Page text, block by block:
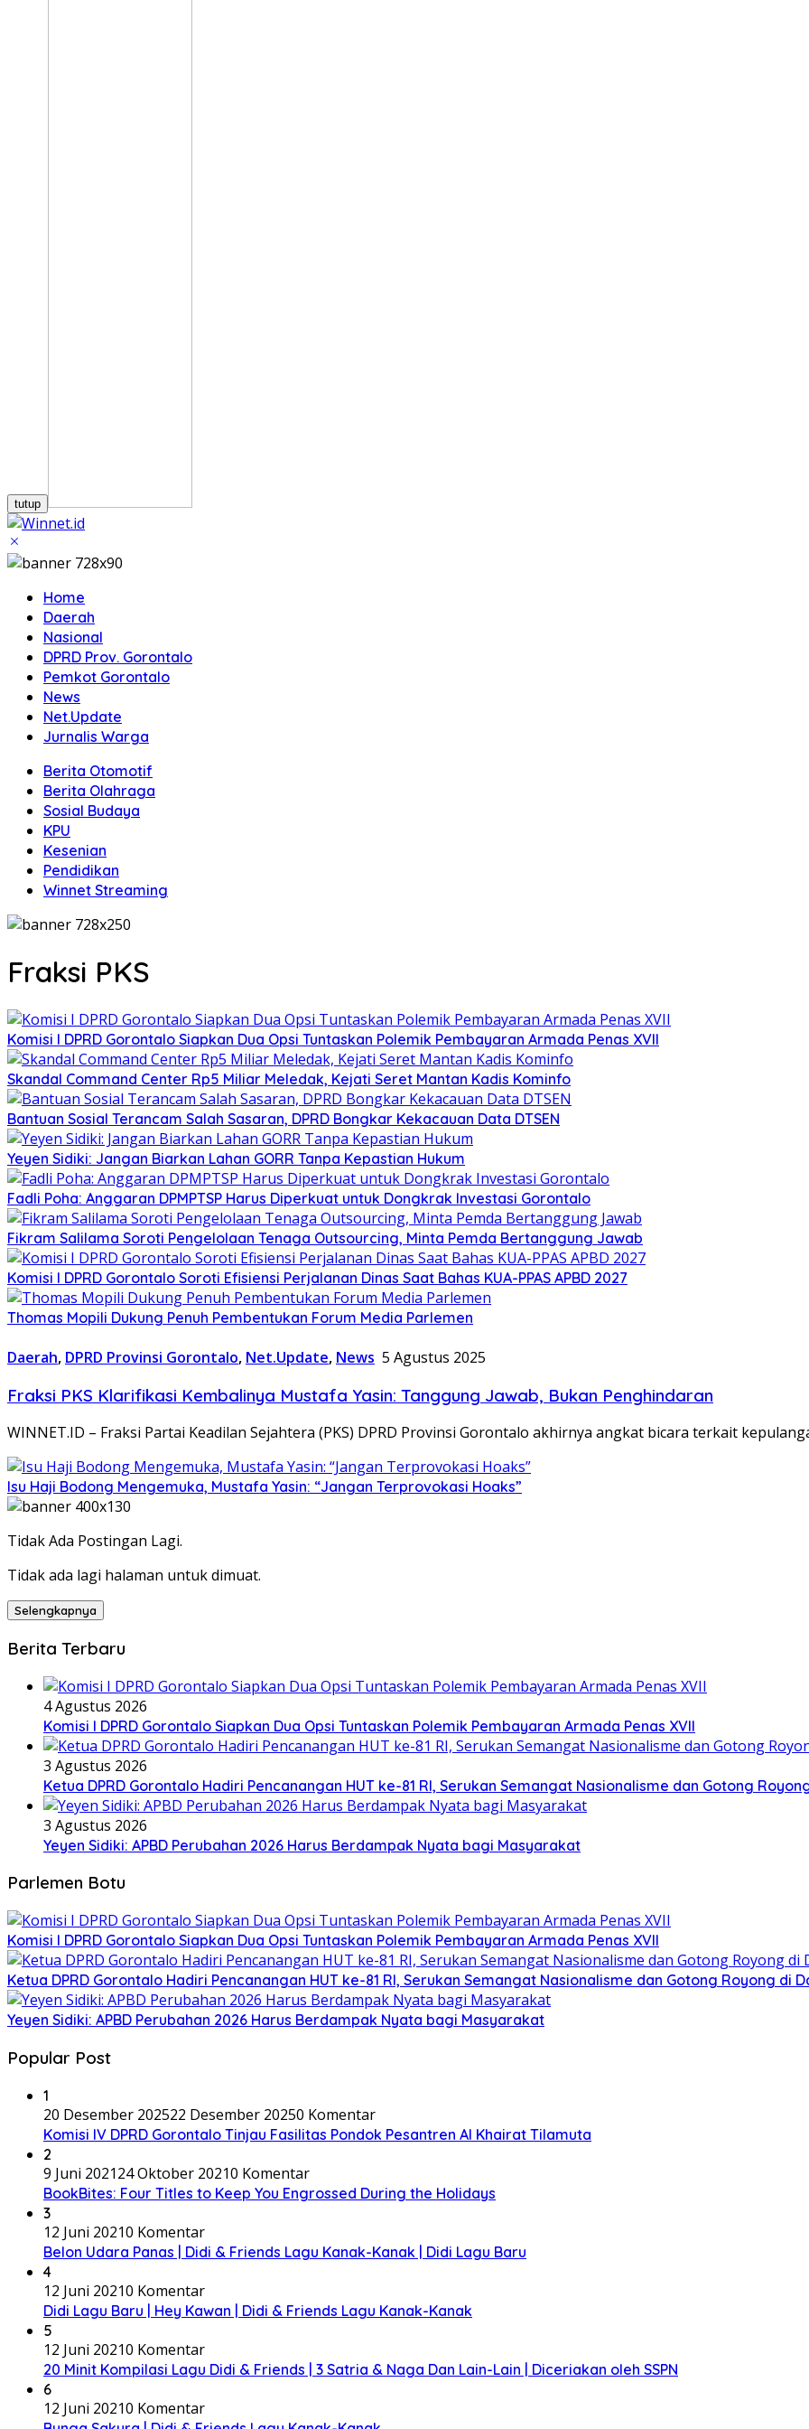
tutup
Home
Daerah
Nasional
DPRD Prov. Gorontalo
Pemkot Gorontalo
News
Net.Update
Jurnalis Warga
Berita Otomotif
Berita Olahraga
Sosial Budaya
KPU
Kesenian
Pendidikan
Winnet Streaming
Fraksi PKS
Komisi I DPRD Gorontalo Siapkan Dua Opsi Tuntaskan Polemik Pembayaran Armada Penas XVII
Skandal Command Center Rp5 Miliar Meledak, Kejati Seret Mantan Kadis Kominfo
Bantuan Sosial Terancam Salah Sasaran, DPRD Bongkar Kekacauan Data DTSEN
Yeyen Sidiki: Jangan Biarkan Lahan GORR Tanpa Kepastian Hukum
Fadli Poha: Anggaran DPMPTSP Harus Diperkuat untuk Dongkrak Investasi Gorontalo
Fikram Salilama Soroti Pengelolaan Tenaga Outsourcing, Minta Pemda Bertanggung Jawab
Komisi I DPRD Gorontalo Soroti Efisiensi Perjalanan Dinas Saat Bahas KUA-PPAS APBD 2027
Thomas Mopili Dukung Penuh Pembentukan Forum Media Parlemen
Daerah, DPRD Provinsi Gorontalo, Net.Update, News 5 Agustus 2025
Fraksi PKS Klarifikasi Kembalinya Mustafa Yasin: Tanggung Jawab, Bukan Penghindaran
WINNET.ID – Fraksi Partai Keadilan Sejahtera (PKS) DPRD Provinsi Gorontalo akhirnya angkat bicara terkait
Isu Haji Bodong Mengemuka, Mustafa Yasin: “Jangan Terprovokasi Hoaks”
Tidak Ada Postingan Lagi.
Tidak ada lagi halaman untuk dimuat.
Selengkapnya
Berita Terbaru
4 Agustus 2026
Komisi I DPRD Gorontalo Siapkan Dua Opsi Tuntaskan Polemik Pembayaran Armada Penas XVII
3 Agustus 2026
Ketua DPRD Gorontalo Hadiri Pencanangan HUT ke-81 RI, Serukan Semangat Nasionalisme dan Gotong
3 Agustus 2026
Yeyen Sidiki: APBD Perubahan 2026 Harus Berdampak Nyata bagi Masyarakat
Parlemen Botu
Komisi I DPRD Gorontalo Siapkan Dua Opsi Tuntaskan Polemik Pembayaran Armada Penas XVII
Ketua DPRD Gorontalo Hadiri Pencanangan HUT ke-81 RI, Serukan Semangat Nasionalisme dan Gotong Royong di
Yeyen Sidiki: APBD Perubahan 2026 Harus Berdampak Nyata bagi Masyarakat
Popular Post
1
20 Desember 202522 Desember 20250 Komentar
Komisi IV DPRD Gorontalo Tinjau Fasilitas Pondok Pesantren Al Khairat Tilamuta
2
9 Juni 202124 Oktober 20210 Komentar
BookBites: Four Titles to Keep You Engrossed During the Holidays
3
12 Juni 20210 Komentar
Belon Udara Panas | Didi & Friends Lagu Kanak-Kanak | Didi Lagu Baru
4
12 Juni 20210 Komentar
Didi Lagu Baru | Hey Kawan | Didi & Friends Lagu Kanak-Kanak
5
12 Juni 20210 Komentar
20 Minit Kompilasi Lagu Didi & Friends | 3 Satria & Naga Dan Lain-Lain | Diceriakan oleh SSPN
6
12 Juni 20210 Komentar